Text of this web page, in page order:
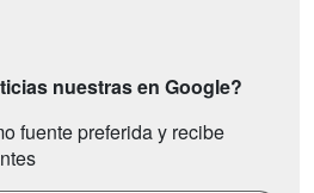
nuestras en Google?
fuente preferida y recibe